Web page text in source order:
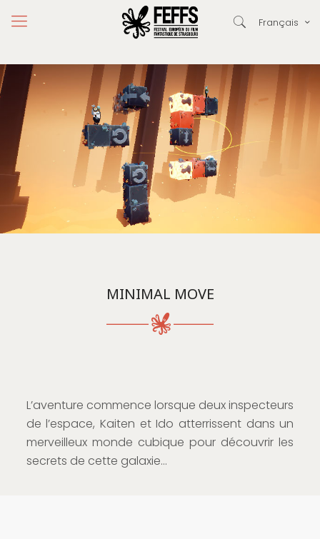
Français
MINIMAL MOVE
L’aventure commence lorsque deux inspecteurs
de l’espace, Kaiten et Ido atterrissent dans un
merveilleux monde cubique pour découvrir les
secrets de cette galaxie…